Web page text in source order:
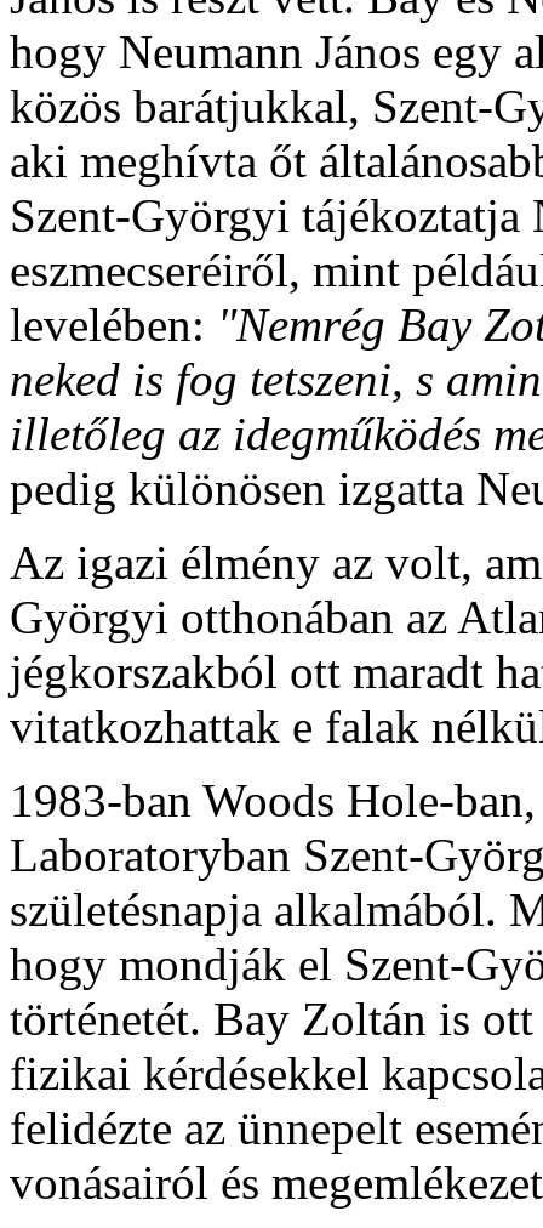
hogy Neumann János egy
közös barátjukkal, Szent-
aki meghívta őt
Szent-Györgyi tájékoztatja
eszmecseréiről, mint
levelében: "Nemrég Bay
neked is fog tetszeni, s
illetőleg az idegműködés
pedig különösen izgatta
Az igazi élmény az volt,
Györgyi otthonában az
jégkorszakból ott maradt
vitatkozhattak e falak
1983-ban Woods Hole-
Laboratoryban Szent-
születésnapja alkalmából.
hogy mondják el Szent-
történetét. Bay Zoltán is
fizikai kérdésekkel
felidézte az ünnepelt
vonásairól és